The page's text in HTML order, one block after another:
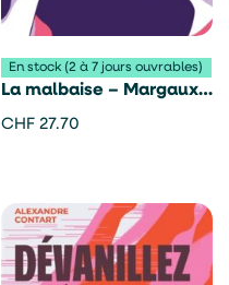
En stock (2 à 7 jours ouvrables)
La malbaise – Margaux
Terrou
CHF 27.70